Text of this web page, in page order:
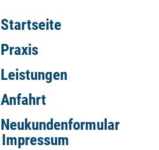
Startseite
Praxis
Leistungen
Anfahrt
Neukundenformular
Impressum